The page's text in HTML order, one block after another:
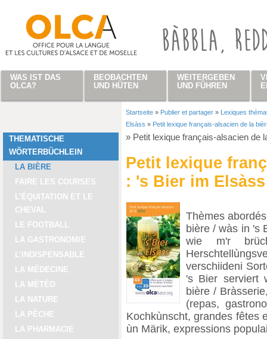
THEMATISCHE
WÖRTERBÜCHLEIN
LA BIÈRE
FAIRE LES COURSES
L’ÉQUITATION ET LE
CHEVAL
LE FOOTBALL
LA GASTRONOMIE
L’INDISPENSABLE
LA MÉDECINE
LA MÉTÉO
LA NATURE
LA PÊCHE
LA PHARMACIE
Sie sind hier
Startseite » Publier et partager » Lexiques
Elsàss » Petit lexique français-alsacien de la
» Petit lexique français-alsacien de
Petit lexique
: 's Bier im Elsàss
Thèmes
bière / wàs in 's
wie m'r
verschiideni
's Bier serviert
bière /
(repas,
Kochkùnscht, grandes fêtes
ùn Märik, expressions
WAS IST DAS
OLCA?
BEOBACHTEN
UND HÜTEN
WEITERGEBEN
UND FÜHREN